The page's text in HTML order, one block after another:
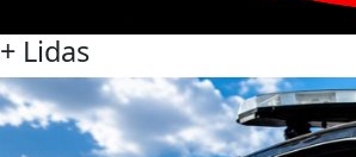
+ Lidas